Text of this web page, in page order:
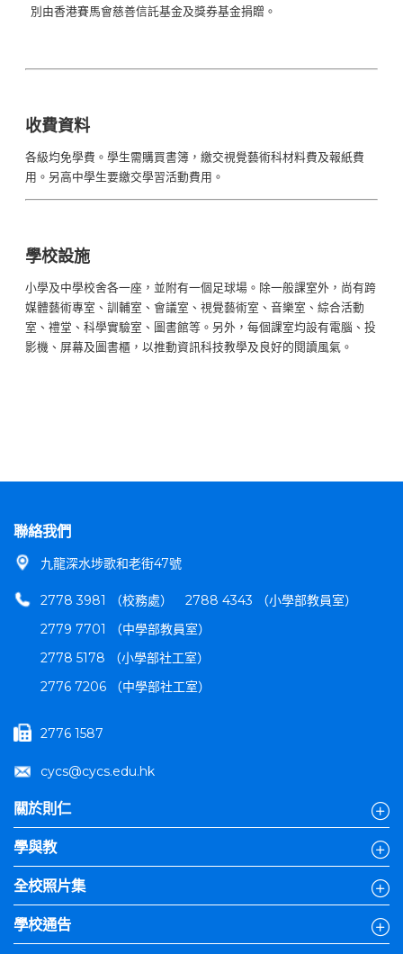
別由香港賽馬會慈善信託基金及獎券基金捐贈。
收費資料
各級均免學費。學生需購買書簿，繳交視覺藝術科材料費及報紙費
用。另高中學生要繳交學習活動費用。
學校設施
小學及中學校舍各一座，並附有一個足球場。除一般課室外，尚有跨
媒體藝術專室、訓輔室、會議室、視覺藝術室、音樂室、綜合活動
室、禮堂、科學實驗室、圖書館等。另外，每個課室均設有電腦、投
影機、屏幕及圖書櫃，以推動資訊科技教學及良好的閱讀風氣。
聯絡我們
九龍深水埗歌和老街47號
2778 3981 （校務處）
2788 4343 （小學部教員室）
2779 7701 （中學部教員室）
2778 5178 （小學部社工室）
2776 7206 （中學部社工室）
2776 1587
cycs@cycs.edu.hk
關於則仁
學與教
全校照片集
學校通告